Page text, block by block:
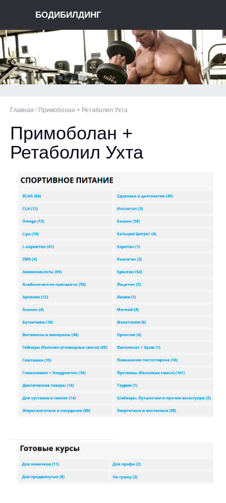
БОДИБИЛДИНГ
Главная / Примоболан + Ретаболил Ухта
Примоболан +
Ретаболил Ухта